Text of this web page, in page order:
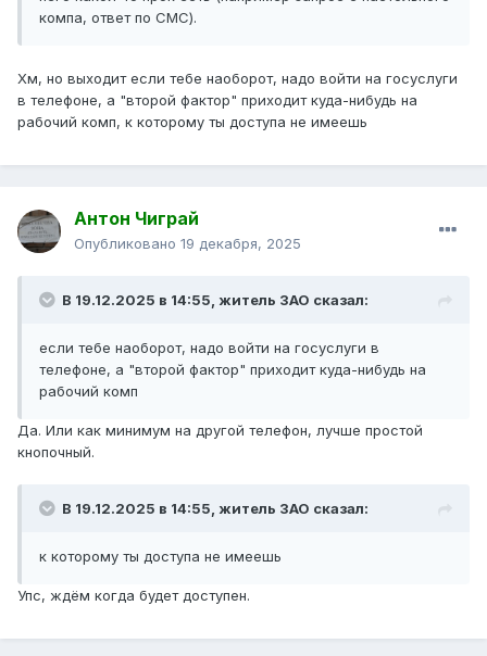
компа, ответ по СМС).
Хм, но выходит если тебе наоборот, надо войти на госуслуги
в телефоне, а "второй фактор" приходит куда-нибудь на
рабочий комп, к которому ты доступа не имеешь
Антон Чиграй
Опубликовано 19 декабря, 2025
В 19.12.2025 в 14:55, житель ЗАО сказал:
если тебе наоборот, надо войти на госуслуги в
телефоне, а "второй фактор" приходит куда-нибудь на
рабочий комп
Да. Или как минимум на другой телефон, лучше простой
кнопочный.
В 19.12.2025 в 14:55, житель ЗАО сказал:
к которому ты доступа не имеешь
Упс, ждём когда будет доступен.